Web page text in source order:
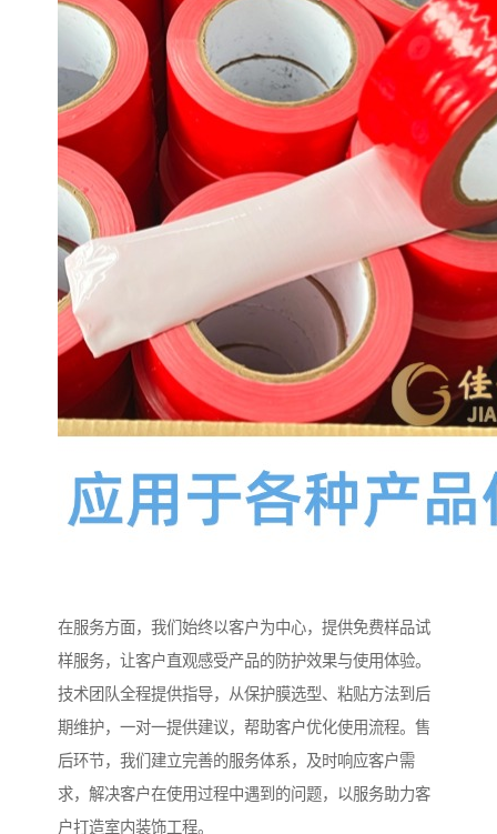
在服务方面，我们始终以客户为中心，提供免费样品试
样服务，让客户直观感受产品的防护效果与使用体验。
技术团队全程提供指导，从保护膜选型、粘贴方法到后
期维护，一对一提供建议，帮助客户优化使用流程。售
后环节，我们建立完善的服务体系，及时响应客户需
求，解决客户在使用过程中遇到的问题，以服务助力客
户打造室内装饰工程。